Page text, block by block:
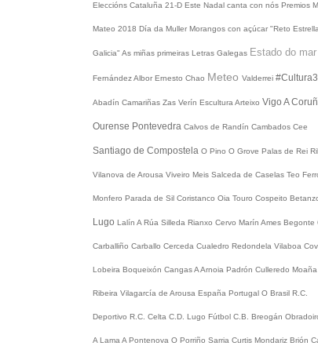
Eleccións Cataluña 21-D Este Nadal canta con nós Premios
Mateo 2018 Día da Muller Morangos con açúcar "Reto Estrella
Galicia" As miñas primeiras Letras Galegas Estado do mar
Fernández Albor Ernesto Chao Meteo Valderrei
Abadín Camariñas Zas Verín Escultura Arteixo Vigo A
Ourense Pontevedra Calvos de Randín Cambados Cee
Santiago de Compostela O Pino O Grove Palas de Rei
Vilanova de Arousa Viveiro Meis Salceda de Caselas Teo
Monfero Parada de Sil Coristanco Oia Touro Cospeito
Lugo Lalín A Rúa Silleda Rianxo Cervo Marín Ames Begonte
Carballiño Carballo Cerceda Cualedro Redondela Vilaboa
Lobeira Boqueixón CangasA Arnoia Padrón Culleredo Moaña
Ribeira Vilagarcía de Arousa España Portugal O Brasil R.C.
Deportivo R.C. Celta C.D. Lugo Fútbol C.B. Breogán
A Lama A Pontenova O Porriño Sarria Curtis Mondariz Brión